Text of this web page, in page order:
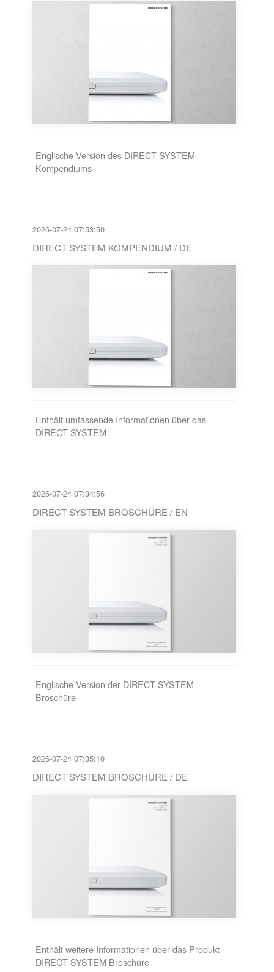
Englische Version des DIRECT SYSTEM
Kompendiums
2026-07-24 07:53:50
DIRECT SYSTEM KOMPENDIUM / DE
Enthält umfassende Informationen über das
DIRECT SYSTEM
2026-07-24 07:34:56
DIRECT SYSTEM BROSCHÜRE / EN
Englische Version der DIRECT SYSTEM
Broschüre
2026-07-24 07:35:10
DIRECT SYSTEM BROSCHÜRE / DE
Enthält weitere Informationen über das Produkt
DIRECT SYSTEM Broschüre